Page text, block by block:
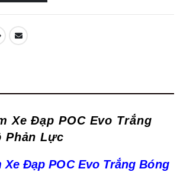
Xe Đạp POC Evo Trắng
Phản Lực
Xe Đạp POC Evo Trắng Bóng